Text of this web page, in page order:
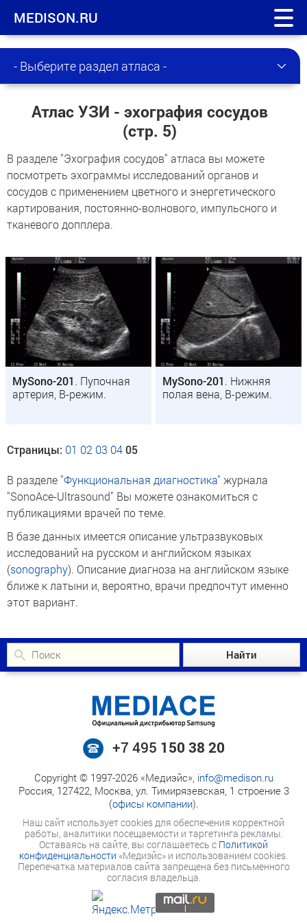
MEDISON.RU
- Выберите раздел атласа -
Атлас УЗИ - эхография сосудов
(стр. 5)
В разделе "Эхография сосудов" атласа вы можете
посмотреть эхограммы исследований органов и
сосудов с применением цветного и энергетического
картирования, постоянно-волнового, импульсного и
тканевого допплера.
MySono-201. Пупочная
артерия, B-режим.
MySono-201. Нижняя
полая вена, B-режим.
Страницы: 01 02 03 0405
В разделе "Функциональная диагностика" журнала
"SonoAce-Ultrasound" Вы можете ознакомиться с
публикациями врачей по теме.
В базе данных имеется описание ультразвуковых
исследований на русском и английском языках
(sonography). Описание диагноза на английском языке
ближе к латыни и, вероятно, врачи предпочтут именно
этот вариант.
+7 495 150 38 20
Copyright © 1997-2026 «Медиэйс», info@medison.ru
Россия, 127422, Москва, ул. Тимирязевская, 1 строение 3
(офисы компании).
Наш сайт использует cookies для обеспечения корректной
работы, аналитики посещаемости и таргетинга рекламы.
Оставаясь на сайте, вы соглашаетесь с Политикой
конфиденциальности «Медиэйс» и использованием cookies.
Перепечатка материалов сайта запрещена без письменного
согласия владельца.